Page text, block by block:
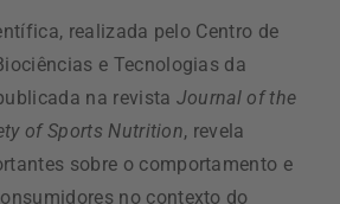
realizada pelo Centro de
e Tecnologias da
na revista Journal of the
of Sports Nutrition, revela
sobre o comportamento e
no contexto do